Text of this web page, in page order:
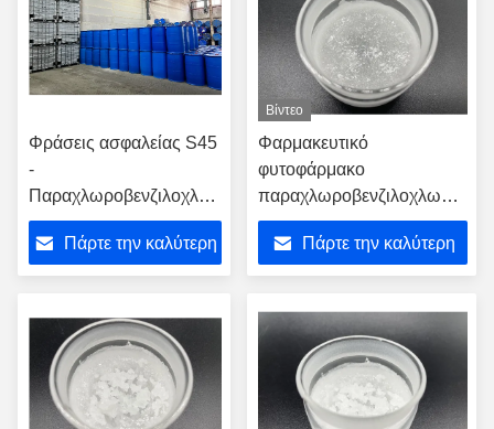
Φράσεις ασφαλείας S45
-
Παραχλωροβενζιλοχλωριούχο
με σημείο τήξης -95 °C
Πάρτε την καλύτερη
Βίντεο
Φαρμακευτικό
φυτοφάρμακο
παραχλωροβενζιλοχλωρίδιο
ISO5001
Πάρτε την καλύτερη